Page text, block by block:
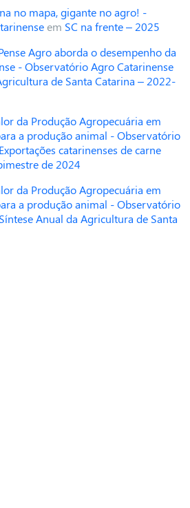
no mapa, gigante no agro! -
em SC na frente – 2025
Agro aborda o desempenho da
- Observatório Agro Catarinense
de Santa Catarina – 2022-
da Produção Agropecuária em
a produção animal - Observatório
Exportações catarinenses de carne
de 2024
da Produção Agropecuária em
a produção animal - Observatório
Síntese Anual da Agricultura de Santa